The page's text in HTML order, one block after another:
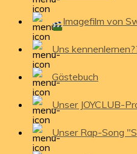
Imagefilm von
Uns
Gästebuch
Unser JOYCLUB-
Unser Rap-Song